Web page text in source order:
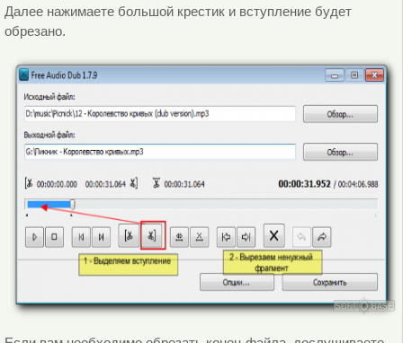
Далее нажимаете большой крестик и вступление будет
обрезано.